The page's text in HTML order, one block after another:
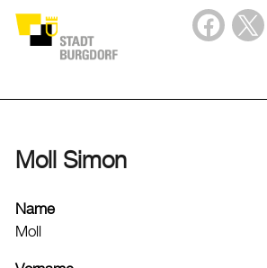
Verwaltung & Politik
Verwaltung
Moll Simon
Name
Moll